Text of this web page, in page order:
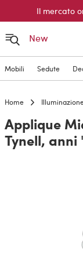
Il mercato
New
Mobili Sedute
Home
Applique
Tynell, anni